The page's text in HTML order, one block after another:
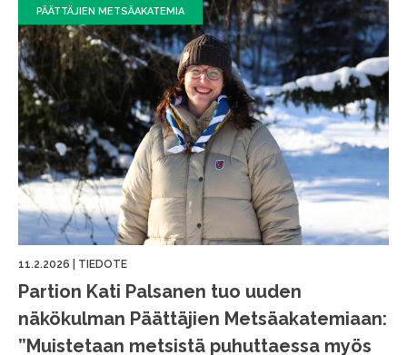
PÄÄTTÄJIEN METSÄAKATEMIA
11.2.2026 TIEDOTE
Partion Kati Palsanen tuo uuden
näkökulman Päättäjien Metsäakatemiaan:
”Muistetaan metsistä puhuttaessa myös